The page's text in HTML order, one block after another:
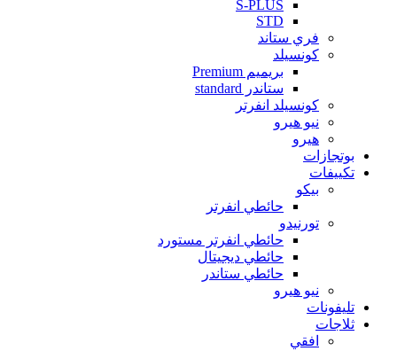
S-PLUS
STD
فري ستاند
كونسيلد
بريميم Premium
ستاندر standard
كونسيلد انفرتر
نيو هيرو
هيرو
بوتجازات
تكييفات
بيكو
حائطي انفرتر
تورنيدو
حائطي انفرتر مستورد
حائطي ديجيتال
حائطي ستاندر
نيو هيرو
تليفونات
ثلاجات
افقي